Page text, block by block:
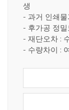
생
- 과거 인쇄
- 후가공 정
- 재단오차 :
- 수량차이 :